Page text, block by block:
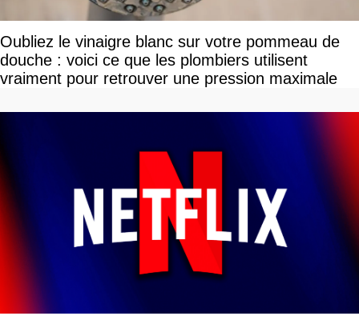
Oubliez le vinaigre blanc sur votre pommeau de
douche : voici ce que les plombiers utilisent
vraiment pour retrouver une pression maximale